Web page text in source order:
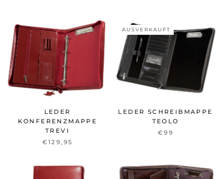
LEDER
KONFERENZMAPPE
TREVI
€129,95
AUSVERKAUFT
LEDER SCHREIBMAPPE
TEOLO
€99